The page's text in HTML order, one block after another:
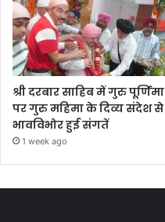
श्री दरबार साहिब में गुरु पूर्णिमा
पर गुरु महिमा के दिव्य संदेश से
भावविभोर हुई संगतें
1 week ago